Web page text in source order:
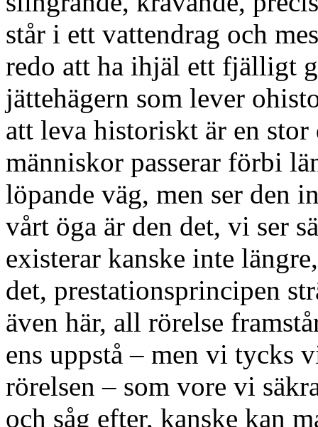
står i ett vattendrag och
redo att ha ihjäl ett fjälligt
jättehägern som lever
att leva historiskt är en
människor passerar förbi
löpande väg, men ser den
vårt öga är den det, vi ser
existerar kanske inte
det, prestationsprincipen
även här, all rörelse
ens uppstå – men vi tycks
rörelsen – som vore vi
och såg efter, kanske kan